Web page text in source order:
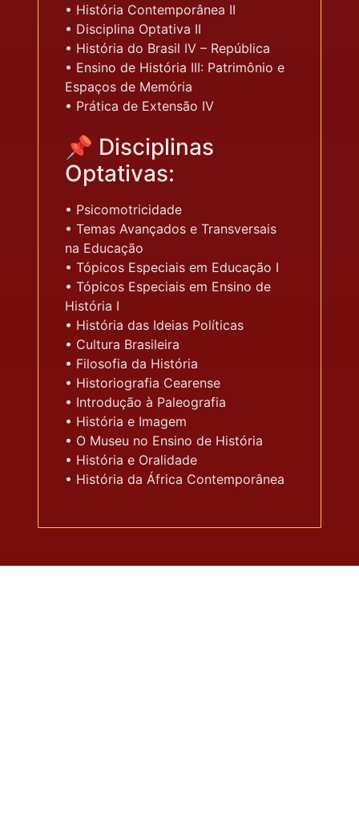
• História Contemporânea II
• Disciplina Optativa II
• História do Brasil IV – República
• Ensino de História III: Patrimônio e
Espaços de Memória
• Prática de Extensão IV
📌 Disciplinas
Optativas:
• Psicomotricidade
• Temas Avançados e Transversais
na Educação
• Tópicos Especiais em Educação I
• Tópicos Especiais em Ensino de
História I
• História das Ideias Políticas
• Cultura Brasileira
• Filosofia da História
• Historiografia Cearense
• Introdução à Paleografia
• História e Imagem
• O Museu no Ensino de História
• História e Oralidade
• História da África Contemporânea